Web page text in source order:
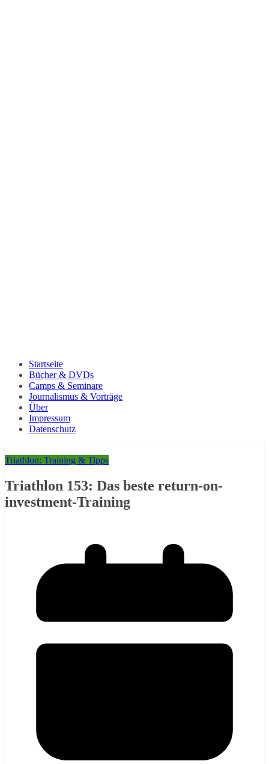
Startseite
Bücher & DVDs
Camps & Seminare
Journalismus & Vorträge
Über
Impressum
Datenschutz
Triathlon: Training & Tipps
Triathlon 153: Das beste return-on-
investment-Training